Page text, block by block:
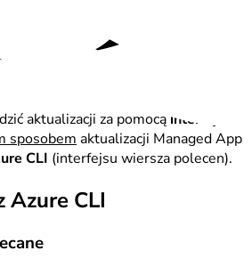
aktualizacji za pomocą interfejsu
sposobem aktualizacji Managed App
CLI (interfejsu wiersza polecen).
Azure CLI